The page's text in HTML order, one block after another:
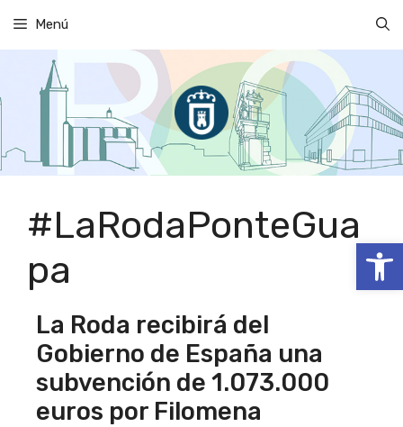
Abrir
contenido
Menú
#LaRodaPonteGua
pa
La Roda recibirá del
Gobierno de España una
subvención de 1.073.000
euros por Filomena